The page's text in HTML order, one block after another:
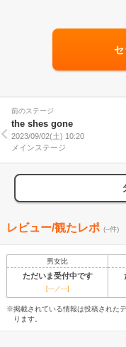
セ
前のステージ
the shes gone
2023/09/02(土) 10:20
メインステージ
レビュー/観たレポ (--件)
男女比
ただいま受付中です
[---／---]
※掲載されている情報は投稿された
ります。